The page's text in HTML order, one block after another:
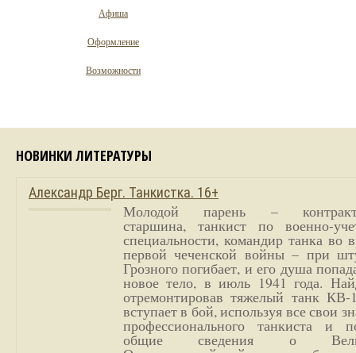
Афиша
Оформление
Возможности
НОВИНКИ ЛИТЕРАТУРЫ
Александр Берг. Танкистка. 16+
Молодой парень –
старшина, танкист по военно-
специальности, командир танка во
первой чеченской войны – при
Грозного погибает, и его душа
новое тело, в июль 1941 года.
отремонтировав тяжелый танк
вступает в бой, используя все свои
профессионального танкиста и
общие сведения о